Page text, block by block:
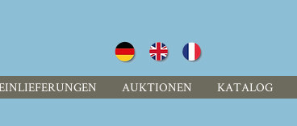
AUKTIONEN KATALOG